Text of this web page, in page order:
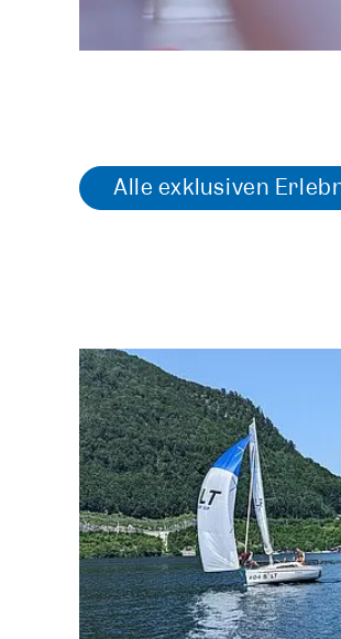
Alle exklusiven